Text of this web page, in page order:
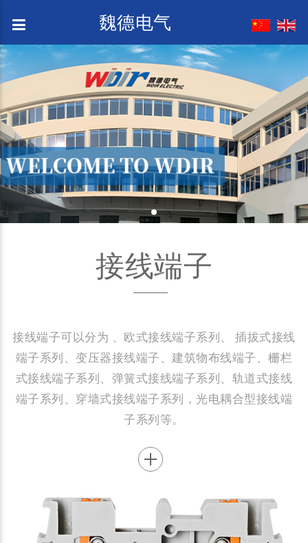
魏德电气
接线端子
接线端子可以分为 、欧式接线端子系列、 插拔式接线
端子系列、变压器接线端子、建筑物布线端子、栅栏
式接线端子系列、弹簧式接线端子系列、轨道式接线
端子系列、穿墙式接线端子系列，光电耦合型接线端
子系列等。